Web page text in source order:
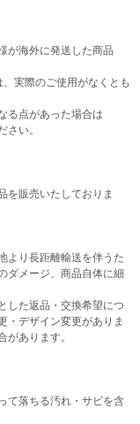
が海外に発送した商品
実際のご使用がなくとも
る点があった場合は
さい。
を販売いたしておりま
より長距離輸送を伴うた
ダメージ、商品自体に細
した返品・交換希望につ
・デザイン変更がありま
あります。
て落ちる汚れ・サビを含